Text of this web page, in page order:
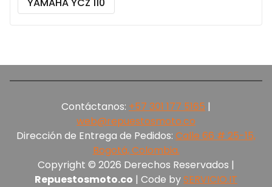
Contáctanos: +57 301 177 5165‬ |
web@repuestosmoto.co
Dirección de Entrega de Pedidos: Calle 66 # 25-15,
Bogotá, Colombia.
Copyright © 2026 Derechos Reservados |
Repuestosmoto.co | Code bySERVICIO.IT